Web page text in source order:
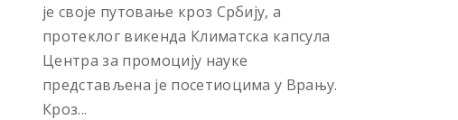
је своје путовање кроз Србију, а
протеклог викенда Климатска капсула
Центра за промоцију науке
представљена је посетиоцима у Врању.
Кроз...